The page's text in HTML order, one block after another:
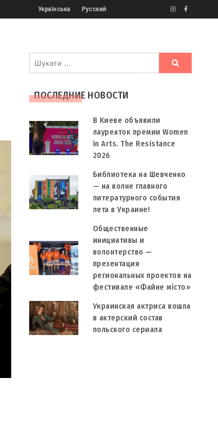
Українська Русский
Ви
шукали
ПОСЛЕДНИЕ НОВОСТИ
В Киеве объявили
лауреаток премии Women
in Arts. The Resistance
2026
Библиотека на Шевченко
— на волне главного
литературного события
лета в Украине!
Общественные
инициативы и
волонтерство —
презентация
региональных проектов на
фестивале «Файне місто»
Украинская актриса вошла
в актерский состав
польского сериала